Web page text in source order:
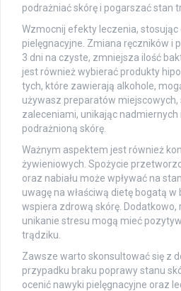
podrażniać skórę i pogarszać stan
Wzmocnij efekty leczenia, stosując
pielęgnacyjne. Zmiana ręczników i
3 dni na czyste, zmniejsza ilość
jest również wybierać produkty
tych, które zawierają alkohole,
używasz preparatów miejscowych,
zaleceniami, unikając nadmiernych
podrażnioną skórę.
Ważnym aspektem jest również
żywieniowych. Spożycie
oraz nabiału może wpływać na
uwagę na właściwą dietę bogatą w
wspiera zdrową skórę. Dodatkowo,
unikanie stresu mogą mieć
trądziku.
Zawsze warto skonsultować się z
przypadku braku poprawy stanu
ocenić nawyki pielęgnacyjne oraz